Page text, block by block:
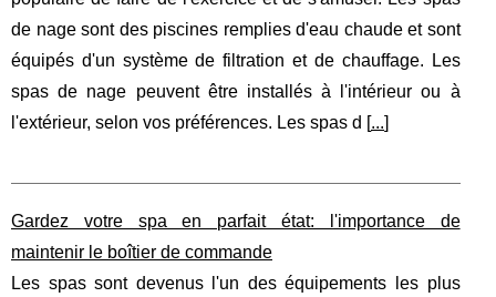
de nage sont des piscines remplies d'eau chaude et sont
équipés d'un système de filtration et de chauffage. Les
spas de nage peuvent être installés à l'intérieur ou à
l'extérieur, selon vos préférences. Les spas d [...]
Gardez votre spa en parfait état: l'importance de
maintenir le boîtier de commande
Les spas sont devenus l'un des équipements les plus